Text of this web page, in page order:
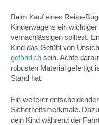
Beim Kauf eines Reise-
Kinderwagens ein
vernachlässigen solltest.
Kind das Gefühl von
gefährlich sein. Achte
robusten Material gefertigt
Stand hat.
Ein weiterer
Sicherheitsmerkmale.
dein Kind während der